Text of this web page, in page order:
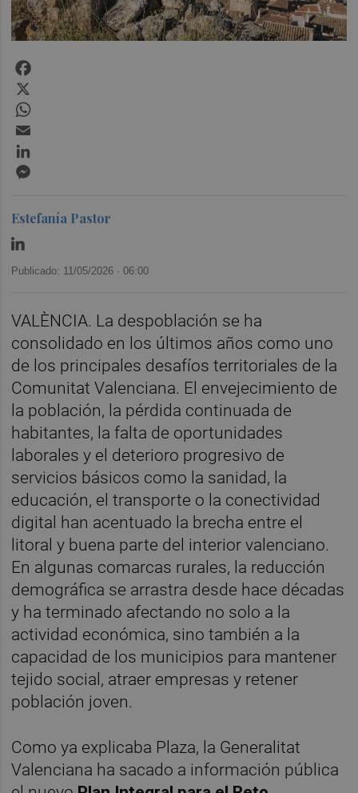
Estefanía Pastor
Publicado: 11/05/2026 ·06:00
VALÈNCIA. La despoblación se ha
consolidado en los últimos años como uno
de los principales desafíos territoriales de la
Comunitat Valenciana. El envejecimiento de
la población, la pérdida continuada de
habitantes, la falta de oportunidades
laborales y el deterioro progresivo de
servicios básicos como la sanidad, la
educación, el transporte o la conectividad
digital han acentuado la brecha entre el
litoral y buena parte del interior valenciano.
En algunas comarcas rurales, la reducción
demográfica se arrastra desde hace décadas
y ha terminado afectando no solo a la
actividad económica, sino también a la
capacidad de los municipios para mantener
tejido social, atraer empresas y retener
población joven.
Como ya explicaba Plaza, la Generalitat
Valenciana ha sacado a información pública